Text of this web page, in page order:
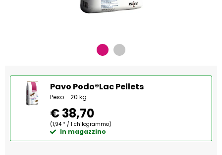
Pavo Podo®Lac Pellets
Peso: 20 kg
€ 38,70
(1,94 * / 1 chilogrammo)
In magazzino